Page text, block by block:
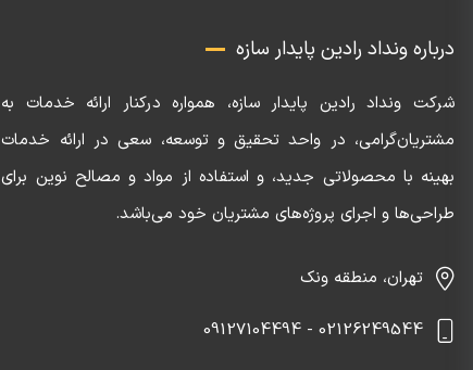
درباره ونداد رادین پایدار سازه
شرکت ونداد رادین پایدار سازه، همواره درکنار ارائه خدمات به
مشتریان‌گرامی، در واحد تحقیق و توسعه، سعی در ارائه خدمات
بهینه با محصولاتی جدید، و استفاده از مواد و مصالح نوین برای
طراحی‌ها و اجرای پروژه‌های مشتریان خود می‌باشد.
تهران، منطقه ونک
02126249544 - 09127104494